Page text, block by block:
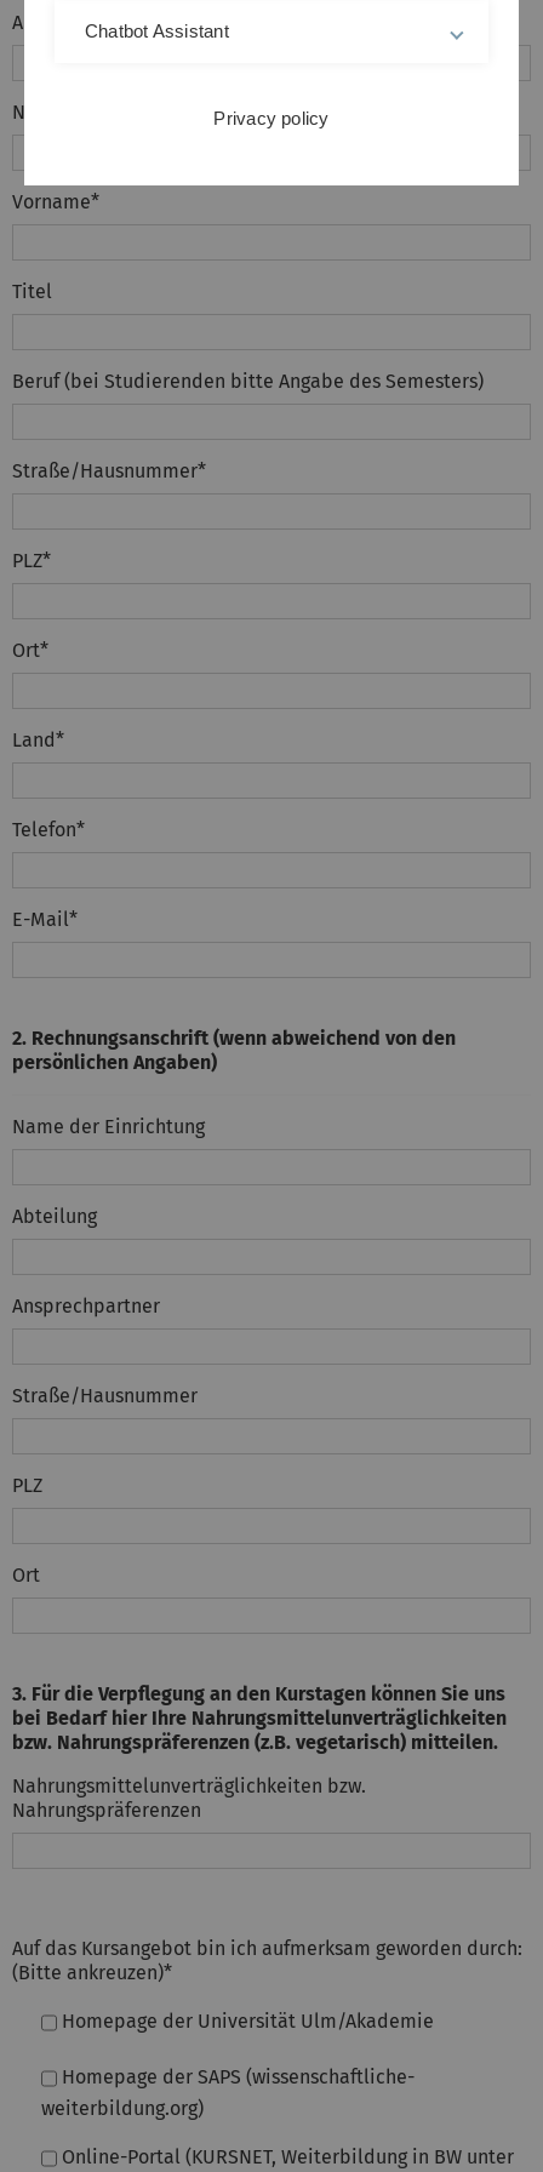
Anrede
Nachname
Vorname*
Titel
Beruf (bei Studierenden bitte Angabe des Semesters)
Straße/Hausnummer*
PLZ*
Ort*
Land*
Telefon*
E-Mail*
2. Rechnungsanschrift (wenn abweichend von den
persönlichen Angaben)
Name der Einrichtung
Abteilung
Ansprechpartner
Straße/Hausnummer
PLZ
Ort
3. Für die Verpflegung an den Kurstagen können Sie uns
bei Bedarf hier Ihre Nahrungsmittelunverträglichkeiten
bzw. Nahrungspräferenzen (z.B. vegetarisch) mitteilen.
Nahrungsmittelunverträglichkeiten bzw.
Nahrungspräferenzen
Auf das Kursangebot bin ich aufmerksam geworden durch:
(Bitte ankreuzen)*
Homepage der Universität Ulm/Akademie
weiterbildung.org)
Chatbot Assistant
Privacy policy